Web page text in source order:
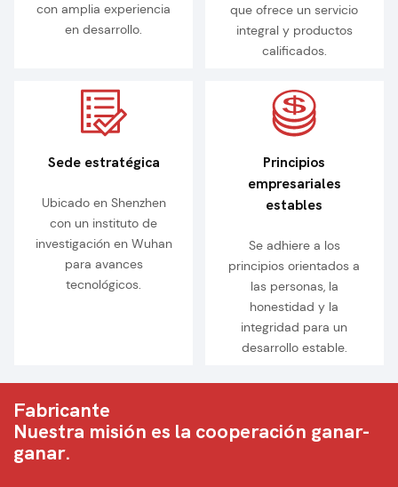
con amplia experiencia
en desarrollo.
que ofrece un servicio
integral y productos
calificados.
Sede estratégica
Ubicado en Shenzhen
con un instituto de
investigación en Wuhan
para avances
tecnológicos.
Principios
empresariales
estables
Se adhiere a los
principios orientados a
las personas, la
honestidad y la
integridad para un
desarrollo estable.
Fabricante
Nuestra misión es la cooperación ganar-
ganar.